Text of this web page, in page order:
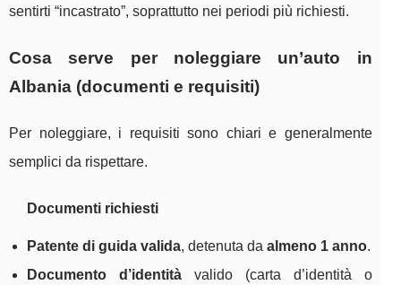
sentirti “incastrato”, soprattutto nei periodi più richiesti.
Cosa serve per noleggiare un’auto in
Albania (documenti e requisiti)
Per noleggiare, i requisiti sono chiari e generalmente
semplici da rispettare.
Documenti richiesti
Patente di guida valida, detenuta da almeno 1 anno.
Documento d’identitàvalido (carta d’identità o